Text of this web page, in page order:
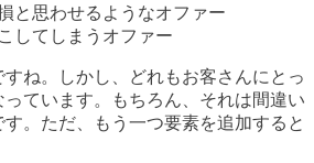
と思わせるようなオファー
してしまうオファー
ね。しかし、どれもお客さんにとっ
ています。もちろん、それは間違い
。ただ、もう一つ要素を追加すると